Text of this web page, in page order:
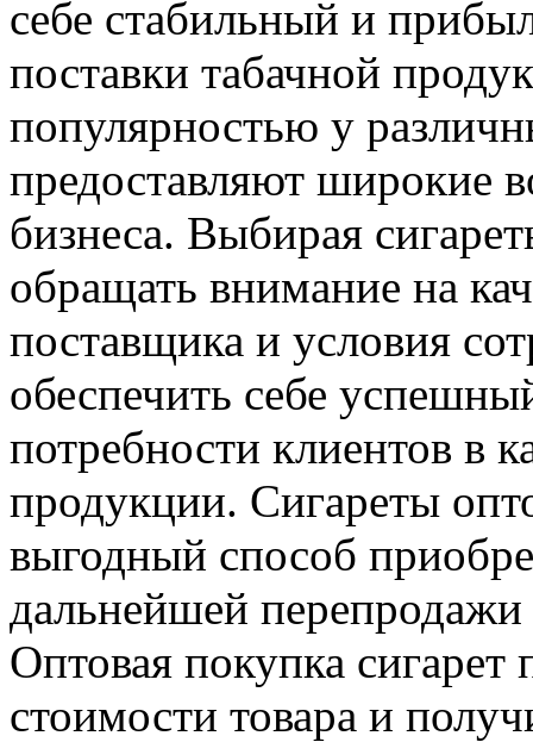
себе стабильный и
поставки табачной
популярностью у
предоставляют широкие
бизнеса. Выбирая
обращать внимание на
поставщика и условия
обеспечить себе
потребности клиентов в
продукции. Сигареты
выгодный способ
дальнейшей
Оптовая покупка сигарет
стоимости товара и